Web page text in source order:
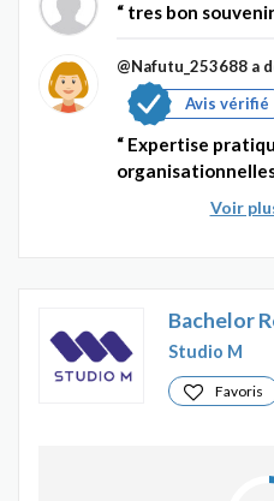
tres bon souvenir
@Nafutu_253688 a
Avis vérifié
Expertise
Voir
Bachelor
Studio M
Favoris